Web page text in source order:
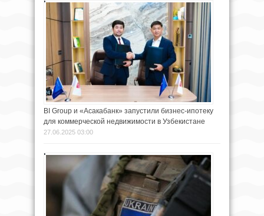
BI Group и «Асакабанк» запустили бизнес-ипотеку
для коммерческой недвижимости в Узбекистане
27.06.2025 03:00